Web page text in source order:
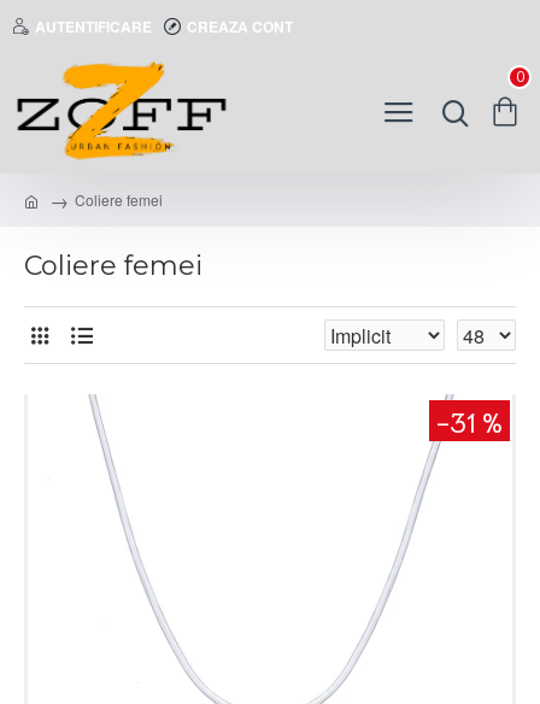
AUTENTIFICARE CREAZA CONT
0
Coliere femei
Coliere femei
-31 %